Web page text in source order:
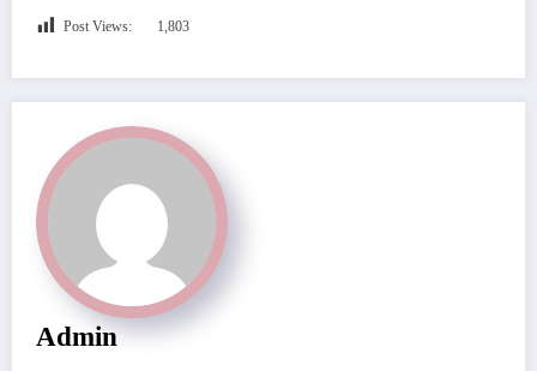
Post Views: 1,803
Admin